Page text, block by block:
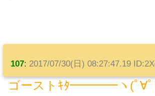
107: 2017/07/30(日) 08:27:47.19
ゴーストｷﾀ━━━━ヽ(ﾟ∀ﾟ